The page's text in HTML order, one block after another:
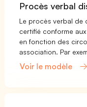
Procès verbal
Le procès verbal de
certifié conforme
en fonction des
association. Par
Voir le modèle